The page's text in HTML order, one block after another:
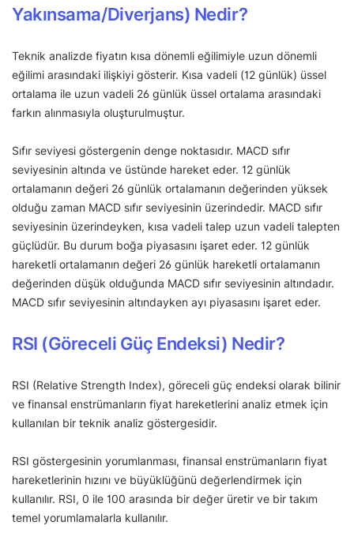
Yakınsama/Diverjans) Nedir?
Teknik analizde fiyatın kısa dönemli eğilimiyle uzun dönemli
eğilimi arasındaki ilişkiyi gösterir. Kısa vadeli (12 günlük) üssel
ortalama ile uzun vadeli 26 günlük üssel ortalama arasındaki
farkın alınmasıyla oluşturulmuştur.
Sıfır seviyesi göstergenin denge noktasıdır. MACD sıfır
seviyesinin altında ve üstünde hareket eder. 12 günlük
ortalamanın değeri 26 günlük ortalamanın değerinden yüksek
olduğu zaman MACD sıfır seviyesinin üzerindedir. MACD sıfır
seviyesinin üzerindeyken, kısa vadeli talep uzun vadeli talepten
güçlüdür. Bu durum boğa piyasasını işaret eder. 12 günlük
hareketli ortalamanın değeri 26 günlük hareketli ortalamanın
değerinden düşük olduğunda MACD sıfır seviyesinin altındadır.
MACD sıfır seviyesinin altındayken ayı piyasasını işaret eder.
RSI (Göreceli Güç Endeksi) Nedir?
RSI (Relative Strength Index), göreceli güç endeksi olarak bilinir
ve finansal enstrümanların fiyat hareketlerini analiz etmek için
kullanılan bir teknik analiz göstergesidir.
RSI göstergesinin yorumlanması, finansal enstrümanların fiyat
hareketlerinin hızını ve büyüklüğünü değerlendirmek için
kullanılır. RSI, 0 ile 100 arasında bir değer üretir ve bir takım
temel yorumlamalarla kullanılır.